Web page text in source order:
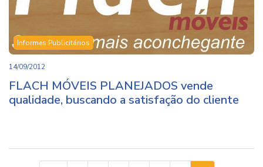
Informes Publicitários
14/09/2012
FLACH MÓVEIS PLANEJADOS vende
qualidade, buscando a satisfação do cliente